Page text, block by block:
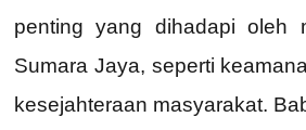
penting yang dihadapi oleh
Sumara Jaya, seperti
kesejahteraan masyarakat.